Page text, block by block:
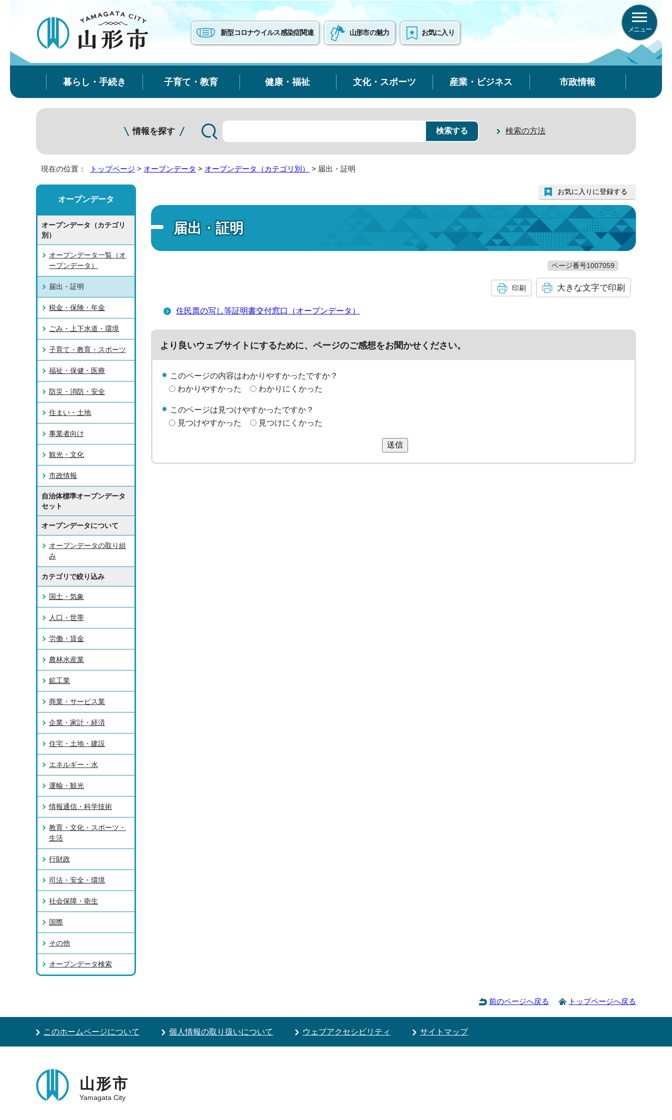
新型コロナウイルス感染症関連 山形市の魅力 お気に入り メニュー
暮らし・手続き 子育て・教育 健康・福祉 文化・スポーツ 産業・ビジネス 市政情報
情報を探す 検索の方法
現在の位置： トップページ > オープンデータ > オープンデータ（カテゴリ別） > 届出・証明
届出・証明
お気に入りに登録する
ページ番号1007059
印刷 大きな文字で印刷
住民票の写し等証明書交付窓口（オープンデータ）
より良いウェブサイトにするために、ページのご感想をお聞かせください。
このページの内容はわかりやすかったですか？
わかりやすかった
わかりにくかった
このページは見つけやすかったですか？
見つけやすかった
見つけにくかった
送信
オープンデータ
オープンデータ（カテゴリ
別）
オープンデータ一覧（オ
ープンデータ）
届出・証明
税金・保険・年金
ごみ・上下水道・環境
子育て・教育・スポーツ
福祉・保健・医療
防災・消防・安全
住まい・土地
事業者向け
観光・文化
市政情報
自治体標準オープンデータ
セット
オープンデータについて
オープンデータの取り組
み
カテゴリで絞り込み
国土・気象
人口・世帯
労働・賃金
農林水産業
鉱工業
商業・サービス業
企業・家計・経済
住宅・土地・建設
エネルギー・水
運輸・観光
情報通信・科学技術
教育・文化・スポーツ・
生活
行財政
司法・安全・環境
社会保障・衛生
国際
その他
オープンデータ検索
前のページへ戻る トップページへ戻る
このホームページについて 個人情報の取り扱いについて ウェブアクセシビリティ サイトマップ
山形市
Yamagata City